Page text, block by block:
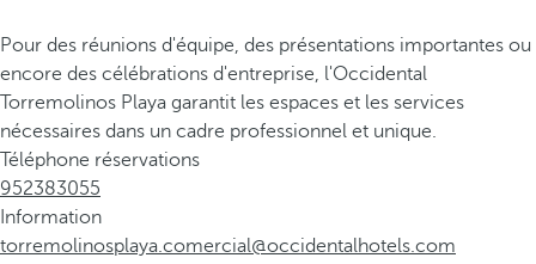
Pour des réunions d'équipe, des présentations importantes ou
encore des célébrations d'entreprise, l'Occidental
Torremolinos Playa garantit les espaces et les services
nécessaires dans un cadre professionnel et unique.
Téléphone réservations
952383055
Information
torremolinosplaya.comercial@occidentalhotels.com